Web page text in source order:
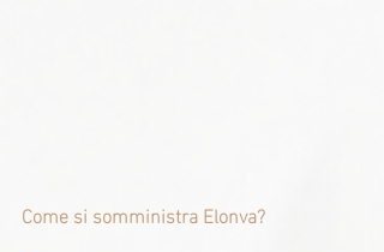
Come si somministra Elonva?